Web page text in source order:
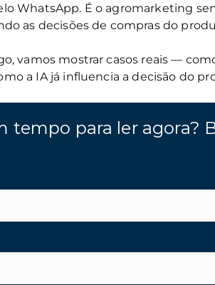
WhatsApp. É o agromarketing
as decisões de compras do
vamos mostrar casos reais —
a IA já influencia a decisão do
tempo para ler agora?